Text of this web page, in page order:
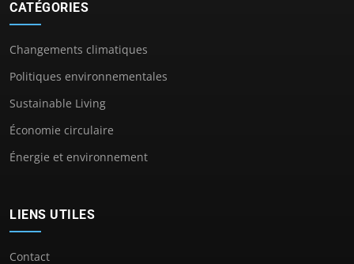
CATÉGORIES
Changements climatiques
Politiques environnementales
Sustainable Living
Économie circulaire
Énergie et environnement
LIENS UTILES
Contact